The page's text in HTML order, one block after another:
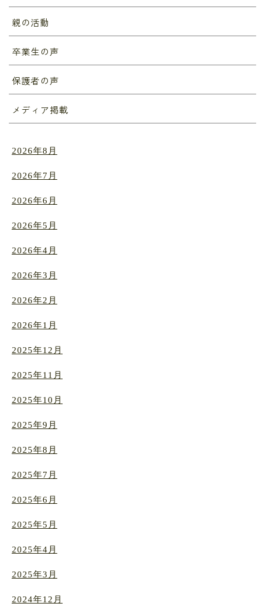
親の活動
卒業生の声
保護者の声
メディア掲載
2026年8月
2026年7月
2026年6月
2026年5月
2026年4月
2026年3月
2026年2月
2026年1月
2025年12月
2025年11月
2025年10月
2025年9月
2025年8月
2025年7月
2025年6月
2025年5月
2025年4月
2025年3月
2024年12月